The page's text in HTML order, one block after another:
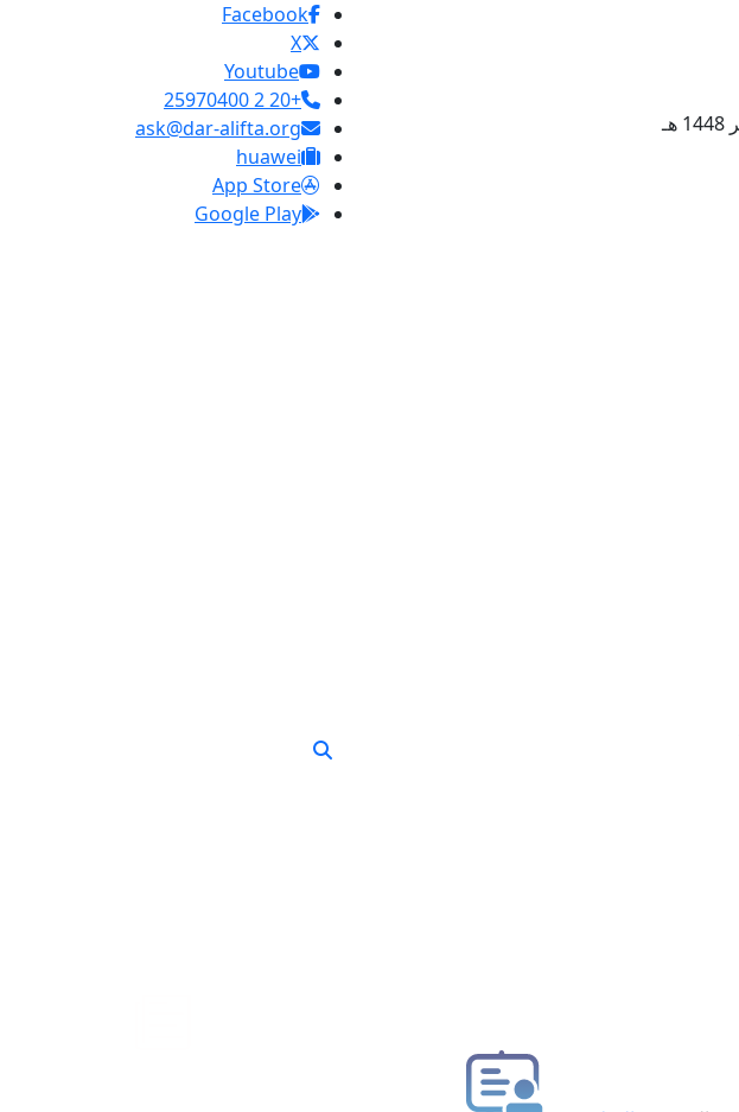
Facebook
X
Youtube
+20 2 25970400
ask@dar-alifta.org
huawei
App Store
Google Play